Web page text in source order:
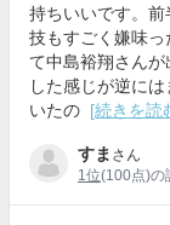
持ちいいです。
技もすごく嫌味
て中島裕翔さん
した感じが逆に
いたの [続きを読
すま さん
1位(100点)の